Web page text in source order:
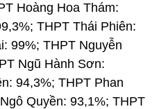
Hoàng Hoa Thám:
THPT Thái Phiên:
99%; THPT Nguyễn
Ngũ Hành Sơn:
94,3%; THPT Phan
Quyền: 93,1%; THPT